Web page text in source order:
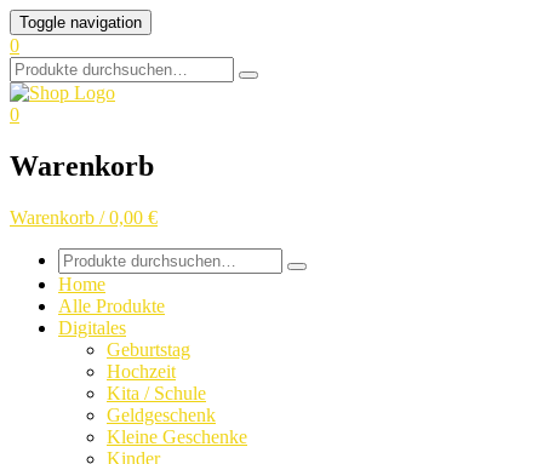
Skip
to
content
Toggle navigation
0
Search
for:
0
Warenkorb
Warenkorb / 0,00 €
Search
for:
Home
Alle Produkte
Digitales
Geburtstag
Hochzeit
Kita / Schule
Geldgeschenk
Kleine Geschenke
Kinder